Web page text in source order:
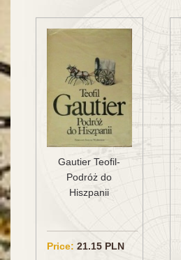
Gautier Teofil-
Podróż do
Hiszpanii
Price: 21.15 PLN